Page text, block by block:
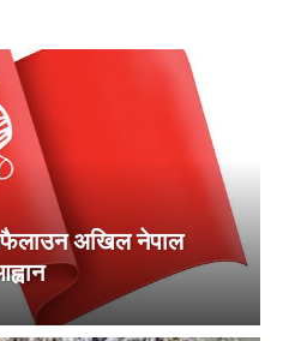
नफैलाउन अखिल नेपाल